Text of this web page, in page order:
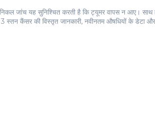
जांच यह सुनिश्चित करती है कि ट्यूमर वापस न आए।
कैंसर की विस्तृत जानकारी, नवीनतम औषधियों के डेटा